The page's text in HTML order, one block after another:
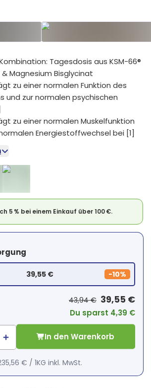
Tagesdosis aus KSM-66®
Magnesium Bisglycinat
zu einer normalen Funktion des
und zur normalen psychischen
zu einer normalen Muskelfunktion
Energiestoffwechsel bei [1]
5 % bei einem Einkauf über 100 €.
39,55 € -10%
43,94 € 39,55 €
Du sparst 4,39 €
In den Warenkorb
€ /1KG inkl. MwSt.